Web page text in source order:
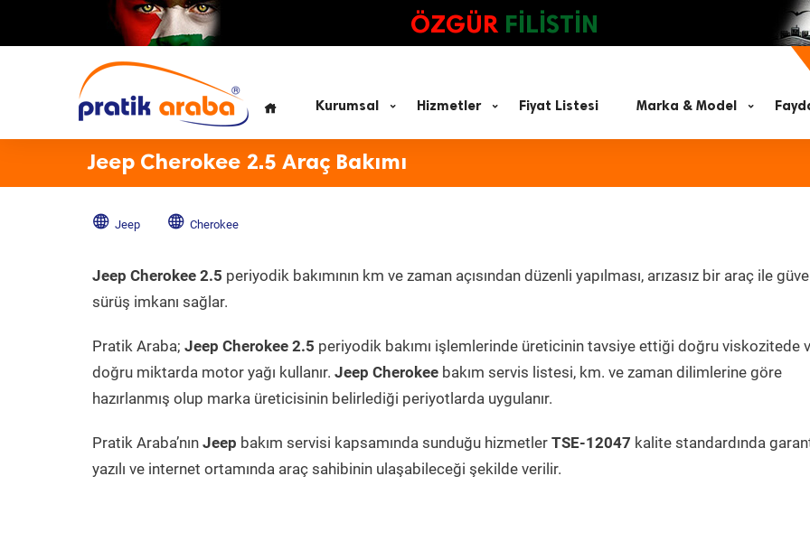
ÖZGÜR FİLİSTİN
Kurumsal Hizmetler Fiyat Listesi Marka & Model
Jeep Cherokee 2.5 Araç Bakımı
Jeep Cherokee
Jeep Cherokee 2.5 periyodik bakımının km ve zaman açısından düzenli yapılması, arızasız bir araç ile
sürüş imkanı sağlar.
Pratik Araba; Jeep Cherokee 2.5 periyodik bakımı işlemlerinde üreticinin tavsiye ettiği doğru viskozitede
doğru miktarda motor yağı kullanır. Jeep Cherokee bakım servis listesi, km. ve zaman dilimlerine göre
hazırlanmış olup marka üreticisinin belirlediği periyotlarda uygulanır.
Pratik Araba’nın Jeep bakım servisi kapsamında sunduğu hizmetler TSE-12047 kalite standardında
yazılı ve internet ortamında araç sahibinin ulaşabileceği şekilde verilir.